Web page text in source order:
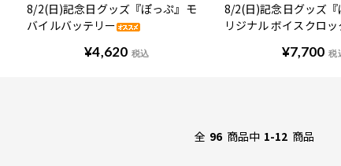
8/2(日)記念日グッズ『ぽっぷ』モ
バイルバッテリー
¥4,620 税込
8/2(日)記念日グッズ『
リジナル ボイスクロッ
¥7,700 税
全 96 商品中 1-12 商品